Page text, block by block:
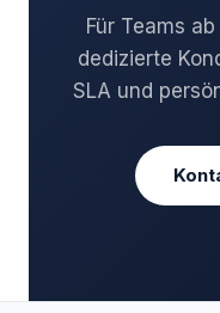
Für Teams
dedizierte
SLA und